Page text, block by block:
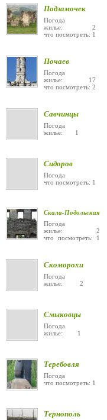
Подзамочек
Погода
жилье: 2
что посмотреть: 1
Почаев
Погода
жилье: 17
что посмотреть: 2
Савчинцы
Погода
жилье: 1
Сидоров
Погода
что посмотреть: 1
Скала-Подольская
Погода
жилье: 2
что посмотреть: 1
Скоморохи
Погода
жилье: 2
Смыковцы
Погода
жилье: 1
Теребовля
Погода
что посмотреть: 1
Тернополь